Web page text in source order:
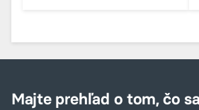
Majte prehľad o tom, čo